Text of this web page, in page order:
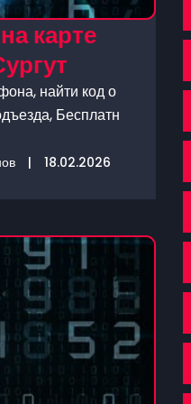
карте
найти код о
Бесплатн
| 18.02.2026